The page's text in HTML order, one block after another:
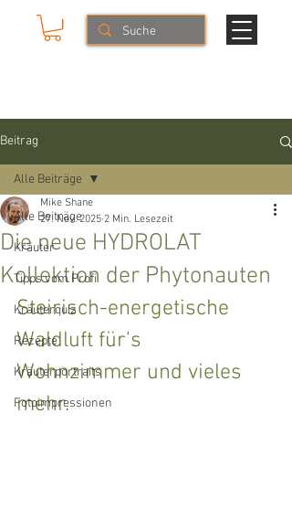
Beitrag
Alle Beiträge
Kräuter
Tipps vom Profi
Kräuterquiz
Rezepte
Kräuterportraits
Fotoimpressionen
Alle Beiträge
Die neue HYDROLAT
Kollektion der Phytonauten
Mike Shane
27. Nov. 2025 2 Min. Lesezeit
Steirisch-energetische
Waldluft für's
Wohnzimmer und vieles
mehr.